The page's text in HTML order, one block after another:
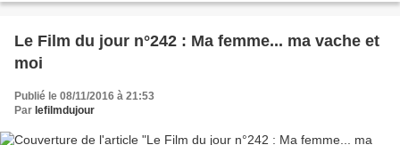
Le Film du jour n°242 : Ma femme... ma vache et
moi
Publié le 08/11/2016 à 21:53
Par lefilmdujour